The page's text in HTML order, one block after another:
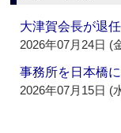
大津賀会長が退
2026年07月24日 (
事務所を日本橋
2026年07月15日 (